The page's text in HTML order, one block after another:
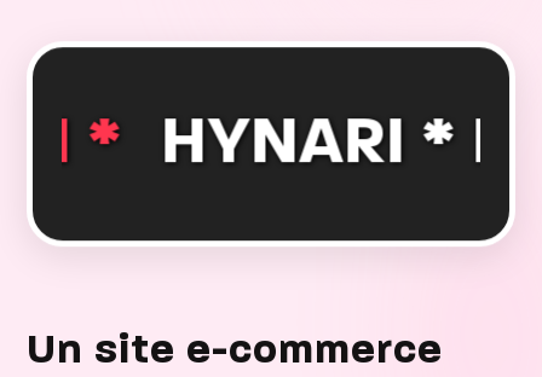
* HYNARI *
Un site e-commerce